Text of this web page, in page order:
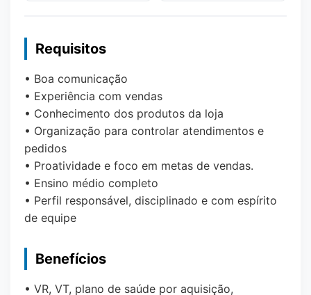
Requisitos
• Boa comunicação
• Experiência com vendas
• Conhecimento dos produtos da loja
• Organização para controlar atendimentos e
pedidos
• Proatividade e foco em metas de vendas.
• Ensino médio completo
• Perfil responsável, disciplinado e com espírito
de equipe
Benefícios
• VR, VT, plano de saúde por aquisição,